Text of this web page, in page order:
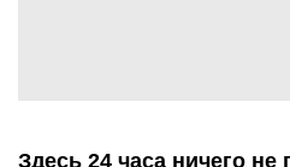
Здесь 24 часа ничего не